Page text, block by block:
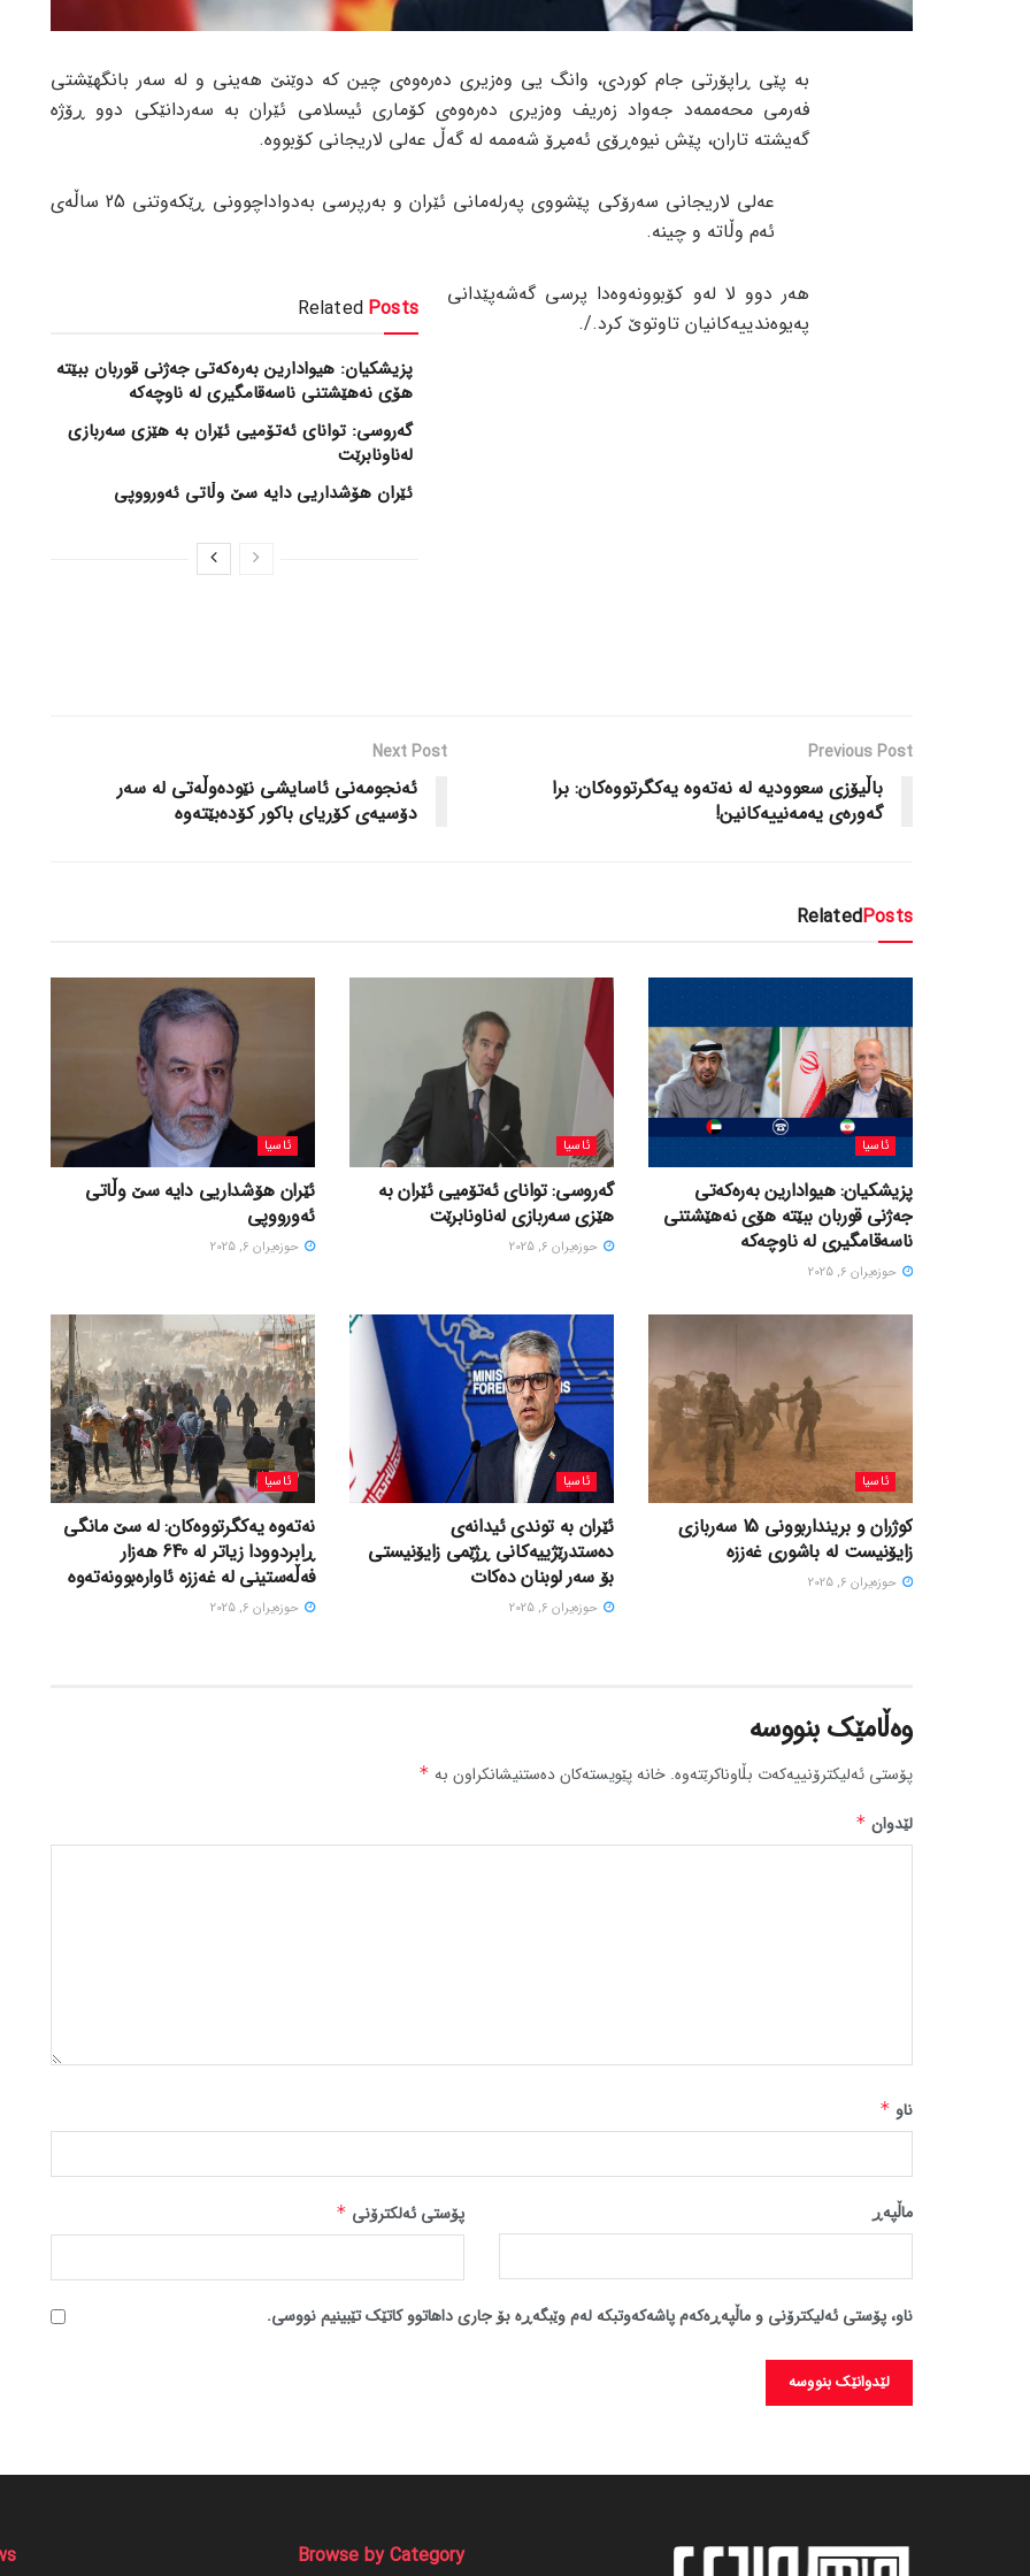
بە پێی ڕاپۆرتی جام کوردی، وانگ یی وەزیری دەرەوەی چین کە دوێنێ هەینی و لە سەر بانگهێشتی
فەرمی محەممەد جەواد زەریف وەزیری دەرەوەی کۆماری ئیسلامی ئێران بە سەردانێکی دوو ڕۆژە
گەیشتە تاران، پێش نیوەڕۆی ئەمڕۆ شەممە لە گەڵ عەلی لاریجانی کۆبووە.
عەلی لاریجانی سەرۆکی پێشووی پەرلەمانی ئێران و بەرپرسی بەدواداچوونی ڕێکەوتنی 25 ساڵەی
ئەم وڵاتە و چینە.
Related Posts
پزیشکیان: هیوادارین بەرەکەتی جەژنی قوربان ببێتە
هۆی نەهێشتنی ناسەقامگیری لە ناوچەکە
گەروسی: توانای ئەتۆمیی ئێران بە هێزی سەربازی
لەناونابرێت
ئێران هۆشداریی دایە سێ وڵاتی ئەورووپی
هەر دوو لا لەو کۆبوونەوەدا پرسی گەشەپێدانی
پەیوەندییەکانیان تاوتوێ کرد./.
Previous Post
باڵیۆزی سعوودیە لە نەتەوە یەکگرتووەکان: برا
گەورەی یەمەنییەکانین!
Next Post
ئەنجومەنی ئاسایشی نێودەوڵەتی لە سەر
دۆسیەی کۆریای باکور کۆدەبێتەوە
RelatedPosts
ئاسیا
پزیشکیان: هیوادارین بەرەکەتی
جەژنی قوربان ببێتە هۆی نەهێشتنی
ناسەقامگیری لە ناوچەکە
حوزه‌یران 6, 2025
ئاسیا
گەروسی: توانای ئەتۆمیی ئێران بە
هێزی سەربازی لەناونابرێت
حوزه‌یران 6, 2025
ئاسیا
ئێران هۆشداریی دایە سێ وڵاتی
ئەورووپی
حوزه‌یران 6, 2025
ئاسیا
کوژران و برینداربوونی 15 سەربازی
زایۆنیست لە باشوری غەززە
حوزه‌یران 6, 2025
ئاسیا
ئێران بە توندی ئیدانەی
دەستدرێژییەکانی ڕژێمی زایۆنیستی
بۆ سەر لوبنان دەکات
حوزه‌یران 6, 2025
ئاسیا
نەتەوە یەکگرتووەکان: لە سێ مانگی
ڕابردوودا زیاتر لە 640 هەزار
فەڵەستینی لە غەززە ئاوارەبوونەتەوە
حوزه‌یران 6, 2025
وەڵامێک بنووسە
پۆستی ئەلیکترۆنییەکەت بڵاوناکرێتەوە. خانە پێویستەکان دەستنیشانکراون بە *
لێدوان *
ناو *
پۆستی ئەلکترۆنی * ماڵپه‌ڕ
ناو، پۆستی ئەلیکترۆنی و ماڵپەڕەکەم پاشەکەوتبکە لەم وێبگەڕە بۆ جاری داهاتوو کاتێک تێبینیم نووسی.
Browse by Category